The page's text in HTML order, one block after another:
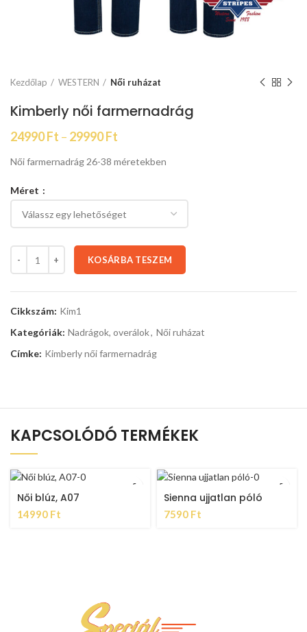
Kezdőlap WESTERN Női ruházat
Kimberly női farmernadrág
24990Ft – 29990Ft
Női farmernadrág 26-38 méretekben
Méret
KOSÁRBA TESZEM
Cikkszám: Kim1
Kategóriák: Nadrágok, overálok, Női ruházat
Címke: Kimberly női farmernadrág
KAPCSOLÓDÓ TERMÉKEK
Női blúz, A07
14990 Ft
Sienna ujjatlan póló
7590 Ft